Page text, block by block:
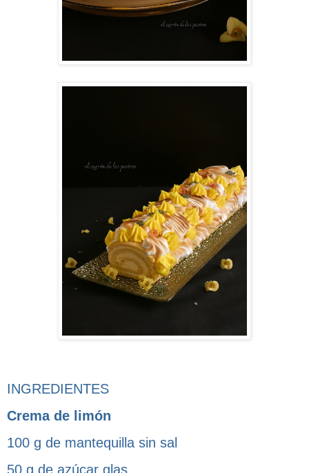
INGREDIENTES
Crema de limón
100 g de mantequilla sin sal
50 g de azúcar glas